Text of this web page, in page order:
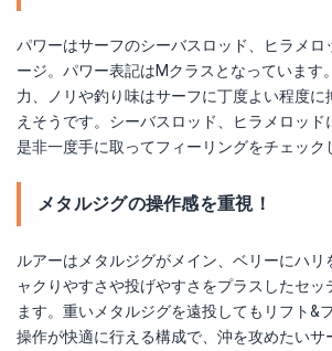
パワーはサーフのシーバスロッド、ヒラメロ
ージ。パワー表記はMクラスとなっています
力、ノリや釣り味はサーフに丁度よい程度に
えそうです。シーバスロッド、ヒラメロッド
是非一度手に取ってフィーリングをチェック
メタルジグの操作感を重視！
ルアーはメタルジグがメイン、ベリーにハリ
ャクりやすさや投げやすさをプラスしたセッ
ます。重いメタルジグを遠投してもリフト&
操作が快適に行える構成で、沖を攻めたいサ